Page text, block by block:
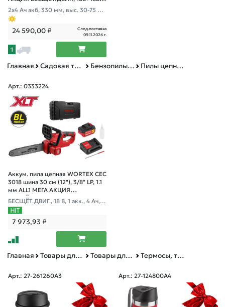
2акб, 4Ач, шир.3
2х4 Ач акб, 330 мм, выс. 30-75 м
м, травосборник 30 л
24 590,00₽
След.поставка
09.11.2026 г.
1
Главная Садовая техника, оснастка и принадлежности Бензопилы и пилы цепные электрические Пилы цепные электрические
Арт.: 0333224
Аккум. пила цепная WORTEX CEC
3018 шина 30 см (12"), 3/8" LP, 1.1
мм ALL1 МЕГА АКЦИЯ
БЕСЩЁТ.ДВИГ., 1
БЕСЩЁТ.ДВИГ., 18 В, 1 акк., 4 Ач, З
У, шина 30 см, 3/8", 1.1 мм, 44 звен
а; автосмазка
7 973,93 ₽
Главная Товары для дома Товары для туризма Термосы, термокружки
Арт.: 27-261260А3 Арт.: 27-124800А4